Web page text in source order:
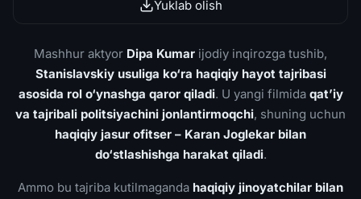
Yuklab olish
Mashhur aktyor Dipa Kumar ijodiy inqirozga tushib,
Stanislavskiy usuliga ko‘ra haqiqiy hayot tajribasi
asosida rol o‘ynashga qaror qiladi. U yangi filmida qat’iy
va tajribali politsiyachini jonlantirmoqchi, shuning uchun
haqiqiy jasur ofitser – Karan Joglekar bilan
do‘stlashishga harakat qiladi.
Ammo bu tajriba kutilmaganda haqiqiy jinoyatchilar bilan